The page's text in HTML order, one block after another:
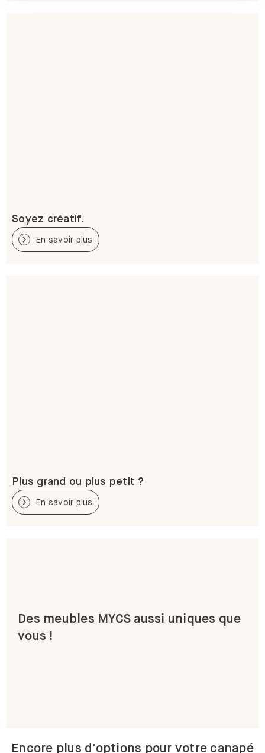
Soyez créatif.
En savoir plus
Plus grand ou plus petit ?
En savoir plus
Des meubles MYCS aussi uniques que
vous !
Encore plus d'options pour votre canapé